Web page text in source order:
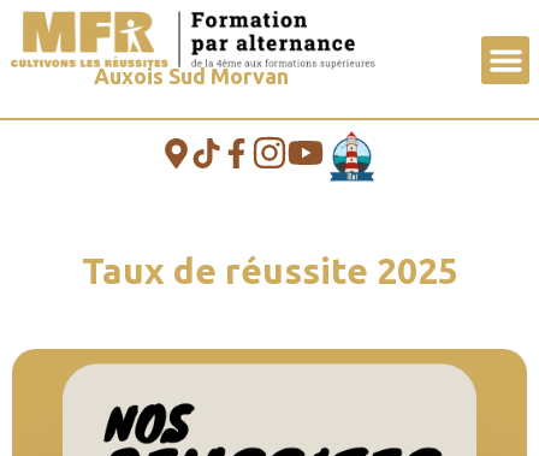
Auxois Sud Morvan
Taux de réussite 2025